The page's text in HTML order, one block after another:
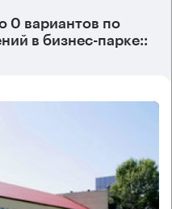
0 вариантов по
в бизнес-парке::